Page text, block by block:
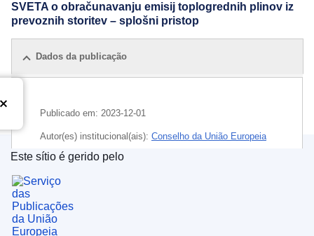
SVETA o obračunavanju emisij toplogrednih plinov iz
prevoznih storitev – splošni pristop
Dados da publicação
Publicado em: 2023-12-01
Autor(es) institucional(ais): Conselho da União Europeia
IMMC : ST 16145 2023 COR 1 REV 1
Serviço das Publicações da União Europeia
Este sítio é gerido pelo